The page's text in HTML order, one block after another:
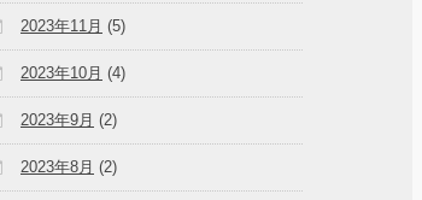
2023年11月 (5)
2023年10月 (4)
2023年9月 (2)
2023年8月 (2)